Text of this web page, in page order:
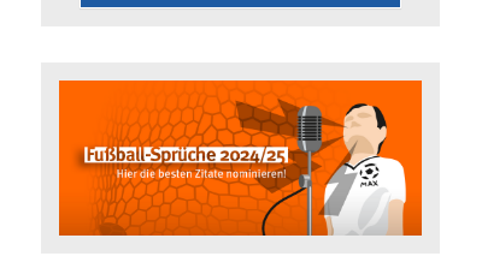
Fußballspruch des Jahres: